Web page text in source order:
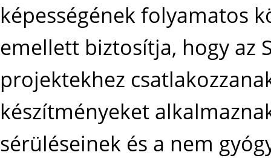
képességének folyamatos
emellett biztosítja, hogy az
projektekhez
készítményeket
sérüléseinek és a nem